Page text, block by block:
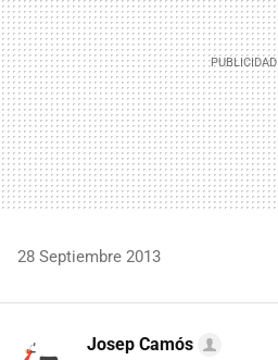
28 Septiembre 2013
Josep Camós